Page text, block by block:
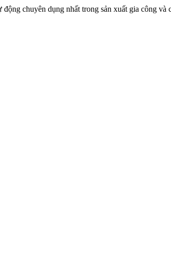
chuyên dụng nhất trong sản xuất gia công và